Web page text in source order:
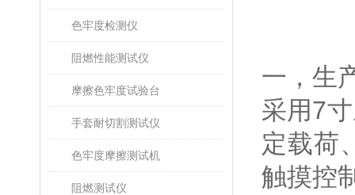
色牢度检测仪
阻燃性能测试仪
摩擦色牢度试验台
手套耐切割测试仪
色牢度摩擦测试机
阻燃测试仪
一，生
采用7
定载荷
触摸控